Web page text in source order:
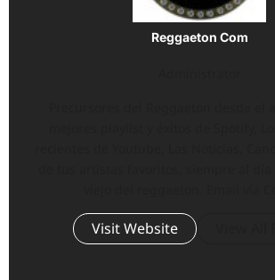
Reggaeton Com
Visit Website